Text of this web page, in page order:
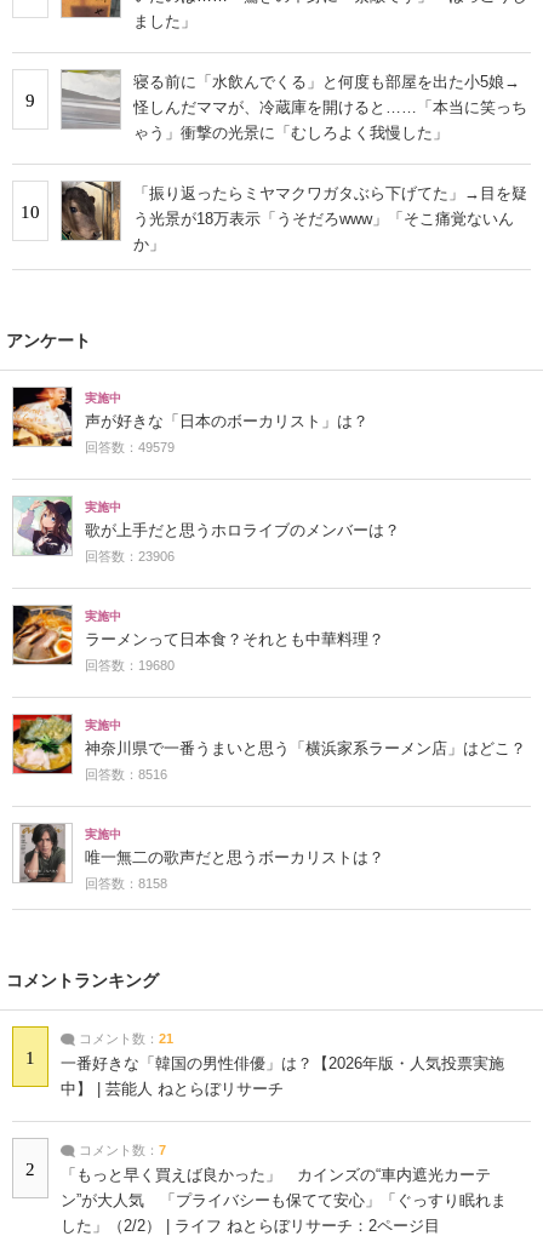
ました」
9
寝る前に「水飲んでくる」と何度も部屋を出た小5娘→
怪しんだママが、冷蔵庫を開けると……「本当に笑っち
ゃう」衝撃の光景に「むしろよく我慢した」
10
「振り返ったらミヤマクワガタぶら下げてた」→目を疑
う光景が18万表示「うそだろwww」「そこ痛覚ないん
か」
アンケート
実施中
声が好きな「日本のボーカリスト」は？
回答数：49579
実施中
歌が上手だと思うホロライブのメンバーは？
回答数：23906
実施中
ラーメンって日本食？それとも中華料理？
回答数：19680
実施中
神奈川県で一番うまいと思う「横浜家系ラーメン店」はどこ？
回答数：8516
実施中
唯一無二の歌声だと思うボーカリストは？
回答数：8158
コメントランキング
1
コメント数： 21
一番好きな「韓国の男性俳優」は？【2026年版・人気投票実施
中】 | 芸能人 ねとらぼリサーチ
2
コメント数： 7
「もっと早く買えば良かった」 カインズの“車内遮光カーテ
ン”が大人気 「プライバシーも保てて安心」「ぐっすり眠れま
した」（2/2） | ライフ ねとらぼリサーチ：2ページ目